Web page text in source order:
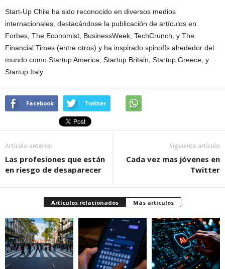
Start-Up Chile ha sido reconocido en diversos medios
internacionales, destacándose la publicación de artículos en
Forbes, The Economist, BusinessWeek, TechCrunch, y The
Financial Times (entre otros) y ha inspirado spinoffs alrededor del
mundo como Startup America, Startup Britain, Startup Greece, y
Startup Italy.
Facebook Twitter
Artículo anterior
Las profesiones que están
en riesgo de desaparecer
Siguiente artículo
Cada vez mas jóvenes en
Twitter
Artículos relacionados Más artículos